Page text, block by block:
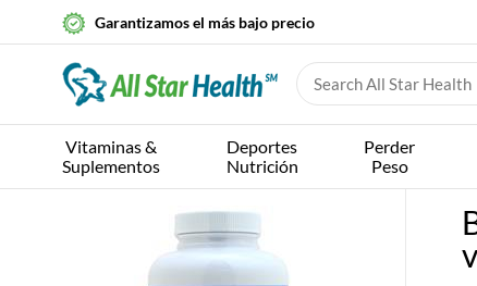
Garantizamos el más bajo precio
Vitaminas &
Suplementos
Deportes
Nutrición
Perder
Peso